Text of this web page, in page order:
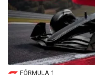
FÓRMULA 1